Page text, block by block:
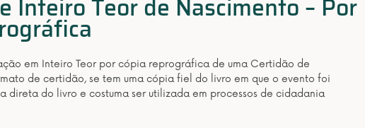
Inteiro Teor de Nascimento – Por
em Inteiro Teor por cópia reprográfica de uma Certidão de
de certidão, se tem uma cópia fiel do livro em que o evento foi
direta do livro e costuma ser utilizada em processos de cidadania